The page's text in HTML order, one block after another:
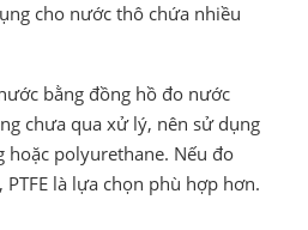
cho nước thô chứa nhiều
bằng đồng hồ đo nước
chưa qua xử lý, nên sử dụng
hoặc polyurethane. Nếu đo
là lựa chọn phù hợp hơn.